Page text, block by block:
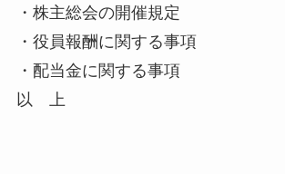
・株主総会の開催規定
・役員報酬に関する事項
・配当金に関する事項
以 上